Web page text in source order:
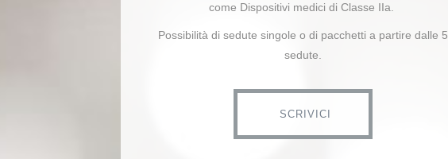
come Dispositivi medici di Classe IIa.
Possibilità di sedute singole o di pacchetti a partire dalle 5
sedute.
SCRIVICI